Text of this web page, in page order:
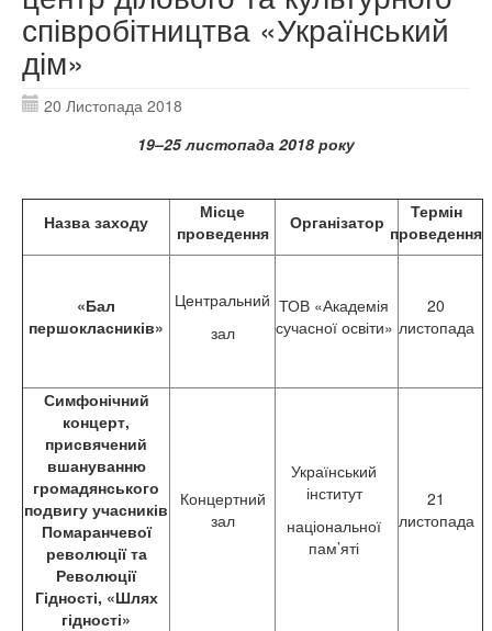
співробітництва «Український
дім»
20 Листопада 2018
19–25 листопада 2018 року
Назва заходу
Місце
проведення
Організатор
Термін
проведення
«Бал
першокласників»
Центральний
зал
ТОВ «Академія
сучасної освіти»
20
листопада
Симфонічний
концерт,
присвячений
вшануванню
громадянського
подвигу учасників
Помаранчевої
революції та
Революції
Гідності, «Шлях
гідності»
Концертний
зал
Український
інститут
національної
пам’яті
21
листопада